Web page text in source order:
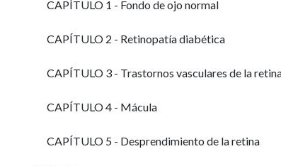
CAPÍTULO 1 - Fondo de ojo normal
CAPÍTULO 2 - Retinopatía diabética
CAPÍTULO 3 - Trastornos vasculares de la
CAPÍTULO 4 - Mácula
CAPÍTULO 5 - Desprendimiento de la retina